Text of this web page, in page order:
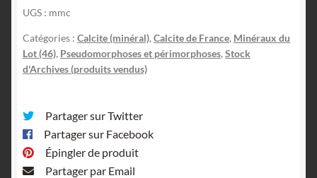
UGS : mmc
Catégories : Calcite (minéral), Calcite de France, Minéraux du
Lot (46), Pseudomorphoses et périmorphoses, Stock
d'Archives (produits vendus)
Partager sur Twitter
Partager sur Facebook
Épingler de produit
Partager par Email